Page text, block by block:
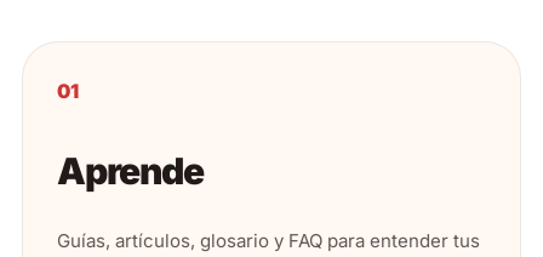
01
Aprende
Guías, artículos, glosario y FAQ para entender tus